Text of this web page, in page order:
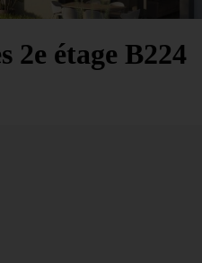
2e étage B224